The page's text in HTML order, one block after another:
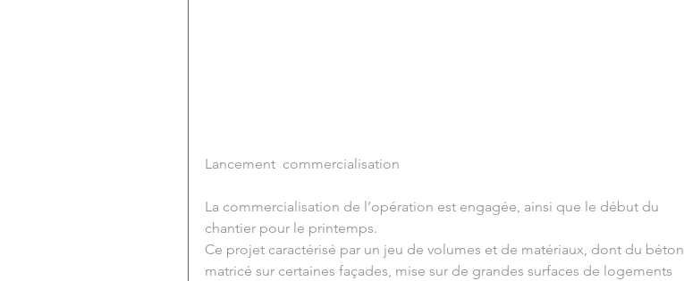
Lancement  commercialisation
La commercialisation de l’opération est engagée, ainsi que le début du
chantier pour le printemps.
Ce projet caractérisé par un jeu de volumes et de matériaux, dont du béton
matricé sur certaines façades, mise sur de grandes surfaces de logements